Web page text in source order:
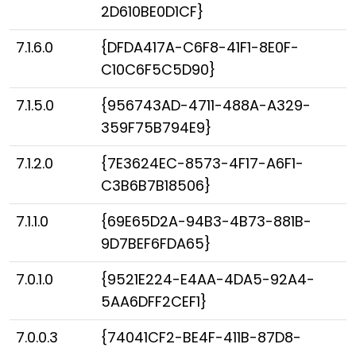
2D610BE0D1CF}
7.1.6.0
{DFDA417A-C6F8-41F1-8E0F-
C10C6F5C5D90}
7.1.5.0
{956743AD-4711-488A-A329-
359F75B794E9}
7.1.2.0
{7E3624EC-8573-4F17-A6F1-
C3B6B7B18506}
7.1.1.0
{69E65D2A-94B3-4B73-881B-
9D7BEF6FDA65}
7.0.1.0
{9521E224-E4AA-4DA5-92A4-
5AA6DFF2CEF1}
7.0.0.3
{74041CF2-BE4F-411B-87D8-